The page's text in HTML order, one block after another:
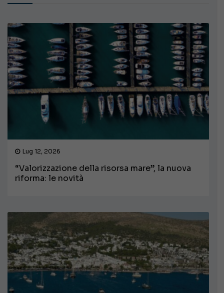
Lug 12, 2026
“Valorizzazione della risorsa mare”, la nuova
riforma: le novità